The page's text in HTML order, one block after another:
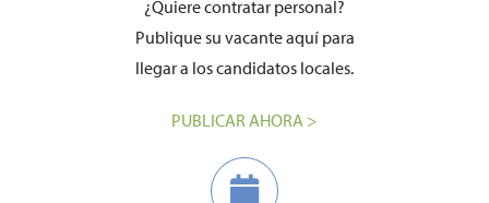
¿Quiere contratar personal?
Publique su vacante aquí para
llegar a los candidatos locales.
PUBLICAR AHORA >